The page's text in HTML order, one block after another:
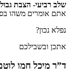
שלב רביעי- הצבת
אתם אומרים משהו
נפלא נכון?
אתכן ובשבילכם
ד”ר מיכל חמו